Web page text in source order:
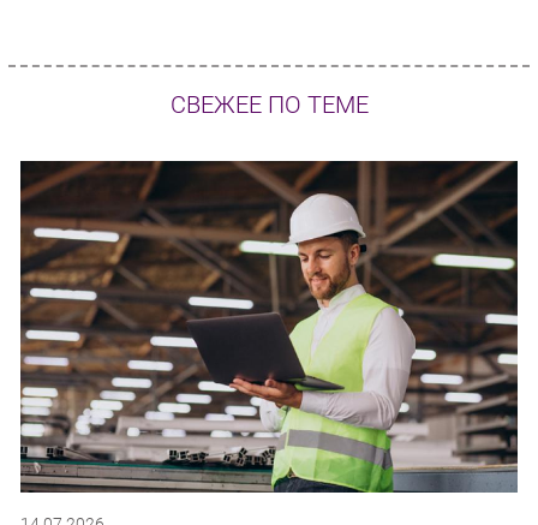
СВЕЖЕЕ ПО ТЕМЕ